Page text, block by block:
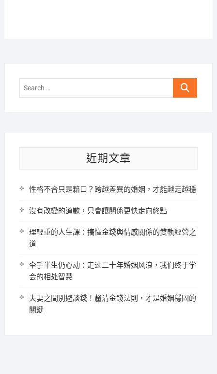
Search
近期文章
性格不合只是藉口？跨越差異的婚姻，才能越走越穩
沒有改變的道歉，只會讓關係更快走向終點
理輕重的人生課：搞懂金錢與情感關係的雙軌經營之
道
牵手半生仍心动：走过二十年婚姻风浪，我们终于学
会的相处智慧
夫妻之間別避談錢！釐清金錢法則，才是婚姻穩固的
關鍵